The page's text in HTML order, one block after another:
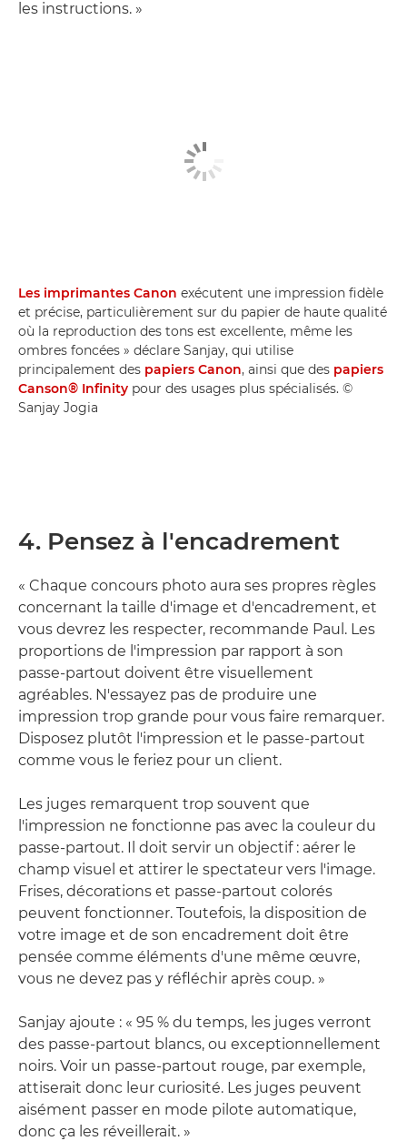
les instructions. »
Les imprimantes Canon exécutent une impression fidèle
et précise, particulièrement sur du papier de haute qualité
où la reproduction des tons est excellente, même les
ombres foncées » déclare Sanjay, qui utilise
principalement des papiers Canon, ainsi que des papiers
Canson® Infinity pour des usages plus spécialisés. ©
Sanjay Jogia
4. Pensez à l'encadrement
« Chaque concours photo aura ses propres règles
concernant la taille d'image et d'encadrement, et
vous devrez les respecter, recommande Paul. Les
proportions de l'impression par rapport à son
passe-partout doivent être visuellement
agréables. N'essayez pas de produire une
impression trop grande pour vous faire remarquer.
Disposez plutôt l'impression et le passe-partout
comme vous le feriez pour un client.
Les juges remarquent trop souvent que
l'impression ne fonctionne pas avec la couleur du
passe-partout. Il doit servir un objectif : aérer le
champ visuel et attirer le spectateur vers l'image.
Frises, décorations et passe-partout colorés
peuvent fonctionner. Toutefois, la disposition de
votre image et de son encadrement doit être
pensée comme éléments d'une même œuvre,
vous ne devez pas y réfléchir après coup. »
Sanjay ajoute : « 95 % du temps, les juges verront
des passe-partout blancs, ou exceptionnellement
noirs. Voir un passe-partout rouge, par exemple,
attiserait donc leur curiosité. Les juges peuvent
aisément passer en mode pilote automatique,
donc ça les réveillerait. »